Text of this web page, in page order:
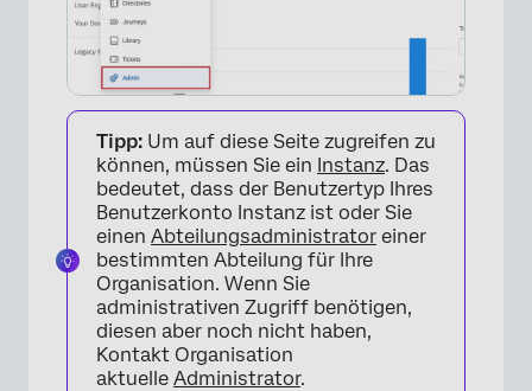
Tipp: Um auf diese Seite zugreifen zu
können, müssen Sie ein Instanz. Das
bedeutet, dass der Benutzertyp Ihres
Benutzerkonto Instanz ist oder Sie
einen Abteilungsadministrator einer
bestimmten Abteilung für Ihre
Organisation. Wenn Sie
administrativen Zugriff benötigen,
diesen aber noch nicht haben,
Kontakt Organisation
aktuelle Administrator.